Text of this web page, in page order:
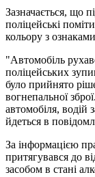
Зазначається, що
поліцейські
кольору з
"Автомобіль
поліцейських
було прийнято
вогнепальної
автомобіля, водій
йдеться в
За інформацією
притягувався до
засобом в стані